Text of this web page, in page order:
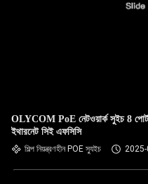
OLYCOM PoE নেটওয়ার্ক সুইচ 8 পোর্ট
ইথারনেট সিই এফসিসি
শিল্প নিয়ন্ত্রণহীন POE স্যুইচ